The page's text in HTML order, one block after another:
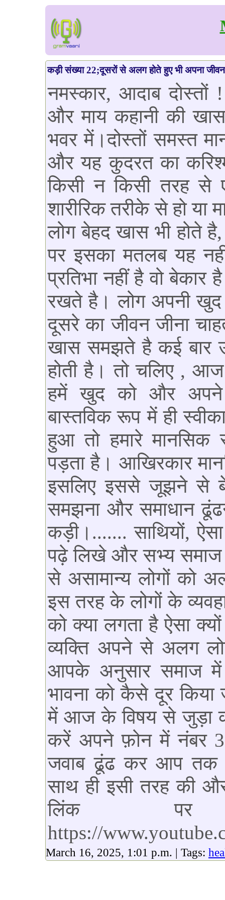
कड़ी संख्या 22;दूसरों से अलग होते हुए भी अपना
नमस्कार, आदाब दोस्तों
और माय कहानी की
भवर में।दोस्तों समस्त
और यह कुदरत का
किसी न किसी तरह
शारीरिक तरीके से हो
लोग बेहद खास भी होते
पर इसका मतलब यह
प्रतिभा नहीं है वो बेकार
रखते है। लोग अपनी
दूसरे का जीवन जीना
खास समझते है कई बार
होती है। तो चलिए ,
हमें खुद को और
बास्तविक रूप में ही
हुआ तो हमारे मानसिक
पड़ता है। आखिरकार
इसलिए इससे जूझने से
समझना और समाधान
कड़ी।....... साथियों,
पढ़े लिखे और सभ्य समाज
से असामान्य लोगों को
इस तरह के लोगों के
को क्या लगता है ऐसा
व्यक्ति अपने से अलग
आपके अनुसार समाज
भावना को कैसे दूर
में आज के विषय से जुड़ा
करें अपने फ़ोन में नंबर
जवाब ढूंढ कर आप तक
साथ ही इसी तरह की
लिंक
https://
March 16, 2025, 1:01 p.m. | Tags: